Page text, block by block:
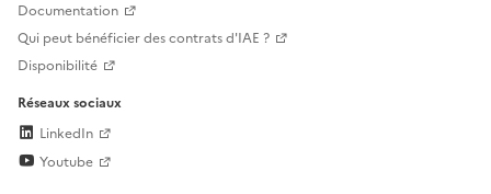
Documentation
Qui peut bénéficier des contrats d'IAE ?
Disponibilité
Réseaux sociaux
LinkedIn
Youtube